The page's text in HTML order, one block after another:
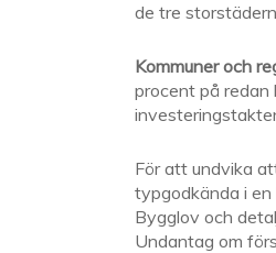
de tre
Kommuner och
procent på
För att undvika
typgodkända i en
Bygglov och
Undantag om